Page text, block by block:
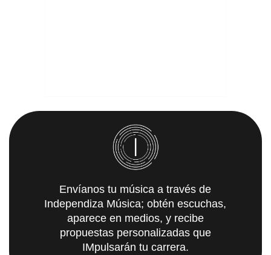
Envíanos tu música a través de
Independiza Música; obtén escuchas,
aparece en medios, y recibe
propuestas personalizadas que
IMpulsarán tu carrera.